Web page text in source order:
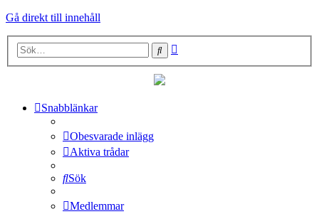
Gå direkt till innehåll
Sök
Snabblänkar
Obesvarade inlägg
Aktiva trådar
Sök
Medlemmar